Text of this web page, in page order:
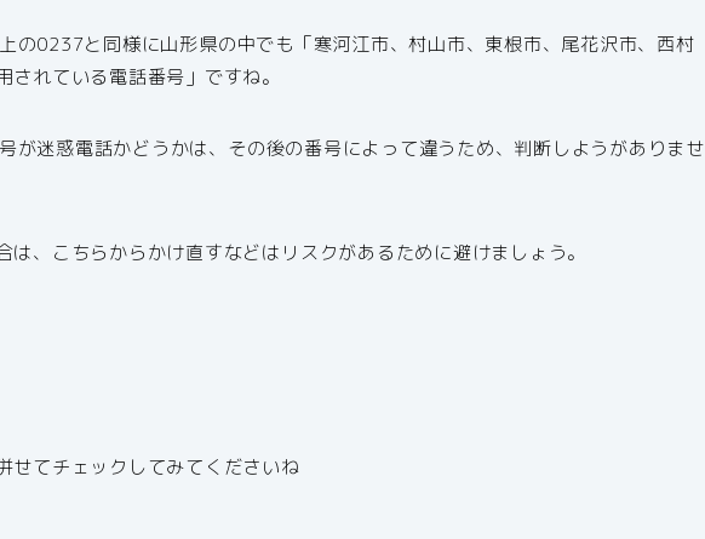
の0237と同様に山形県の中でも「寒河江市、村山市、東根市、尾花沢市、西村
されている電話番号」ですね。
が迷惑電話かどうかは、その後の番号によって違うため、判断しようがありませ
は、こちらからかけ直すなどはリスクがあるために避けましょう。
せてチェックしてみてくださいね